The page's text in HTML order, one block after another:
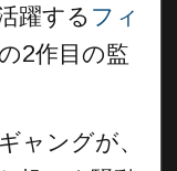
躍する フィ
2作目の監
ャングが、